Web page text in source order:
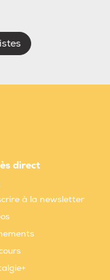
direct
à la newsletter